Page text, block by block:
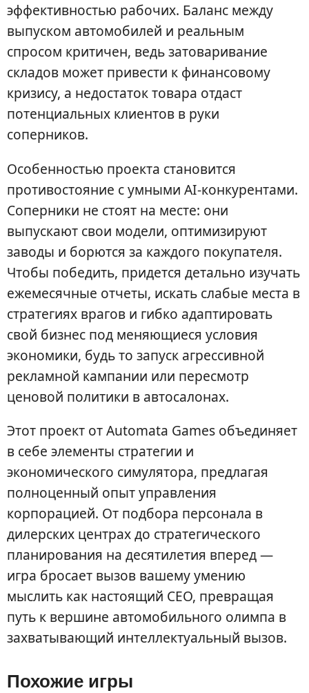
эффективностью рабочих. Баланс между
выпуском автомобилей и реальным
спросом критичен, ведь затоваривание
складов может привести к финансовому
кризису, а недостаток товара отдаст
потенциальных клиентов в руки
соперников.
Особенностью проекта становится
противостояние с умными AI-конкурентами.
Соперники не стоят на месте: они
выпускают свои модели, оптимизируют
заводы и борются за каждого покупателя.
Чтобы победить, придется детально изучать
ежемесячные отчеты, искать слабые места в
стратегиях врагов и гибко адаптировать
свой бизнес под меняющиеся условия
экономики, будь то запуск агрессивной
рекламной кампании или пересмотр
ценовой политики в автосалонах.
Этот проект от Automata Games объединяет
в себе элементы стратегии и
экономического симулятора, предлагая
полноценный опыт управления
корпорацией. От подбора персонала в
дилерских центрах до стратегического
планирования на десятилетия вперед —
игра бросает вызов вашему умению
мыслить как настоящий CEO, превращая
путь к вершине автомобильного олимпа в
захватывающий интеллектуальный вызов.
Похожие игры